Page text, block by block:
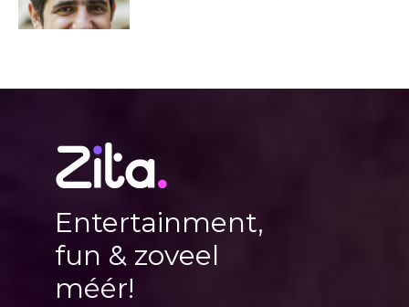
Entertainment,
fun & zoveel
méér!